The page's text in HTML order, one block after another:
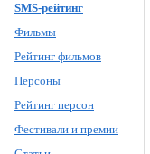
SMS-рейтинг
Фильмы
Рейтинг фильмов
Персоны
Рейтинг персон
Фестивали и премии